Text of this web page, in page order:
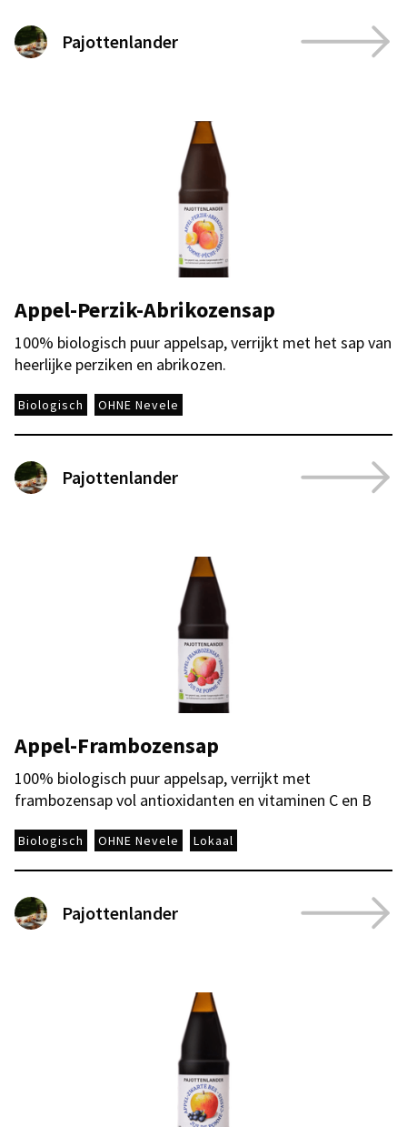
Pajottenlander
Appel-Perzik-Abrikozensap
100% biologisch puur appelsap, verrijkt met het sap van
heerlijke perziken en abrikozen.
Biologisch OHNE Nevele
Pajottenlander
Appel-Frambozensap
100% biologisch puur appelsap, verrijkt met
frambozensap vol antioxidanten en vitaminen C en B
Biologisch OHNE Nevele Lokaal
Pajottenlander